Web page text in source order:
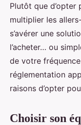
Plutôt que
multiplier les
s’avérer une
l’acheter… ou
de votre
réglementation
raisons d’opter
Choisir son